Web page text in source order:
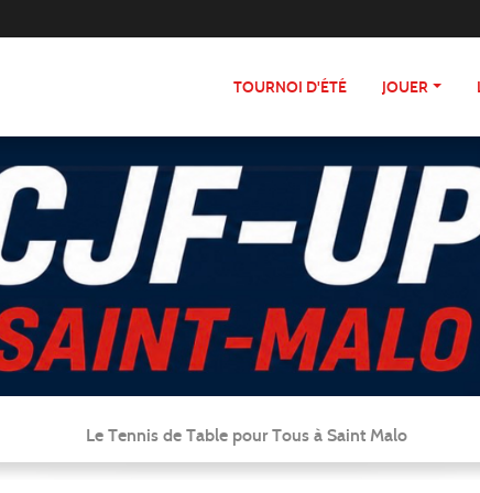
TOURNOI D'ÉTÉ JOUER
Le Tennis de Table pour Tous à Saint Malo